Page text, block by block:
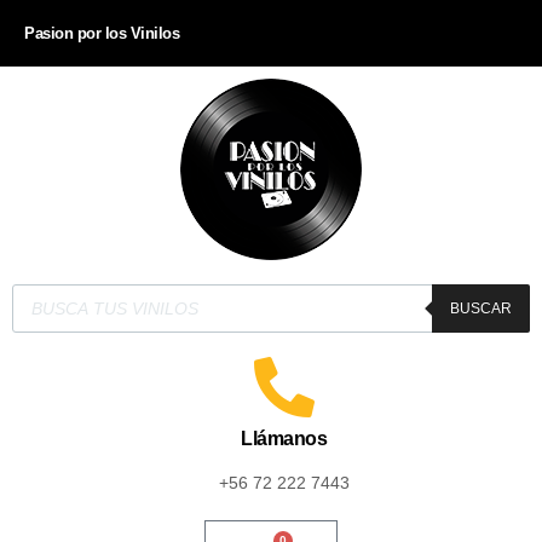
Pasion por los Vinilos
BUSCAR
Llámanos
+56 72 222 7443